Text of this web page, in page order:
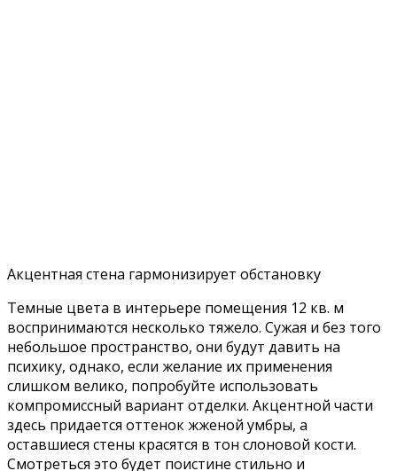
Акцентная стена гармонизирует обстановку
Темные цвета в интерьере помещения 12 кв. м
воспринимаются несколько тяжело. Сужая и без того
небольшое пространство, они будут давить на
психику, однако, если желание их применения
слишком велико, попробуйте использовать
компромиссный вариант отделки. Акцентной части
здесь придается оттенок жженой умбры, а
оставшиеся стены красятся в тон слоновой кости.
Смотреться это будет поистине стильно и